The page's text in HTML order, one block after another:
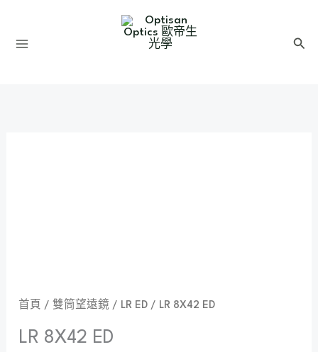
搜
首頁 /雙筒望遠鏡 / LR ED / LR 8X42 ED
LR 8X42 ED